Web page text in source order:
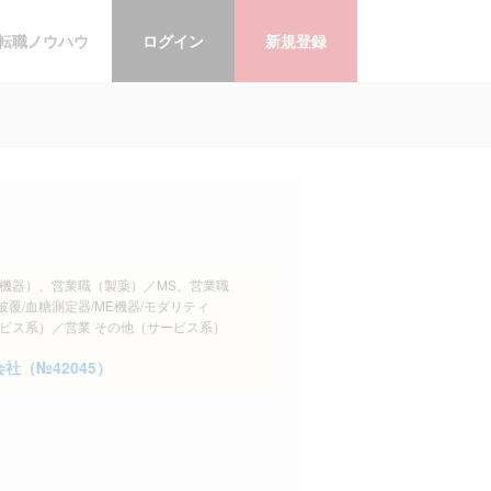
職ノウハウ ログイン 新規登録
器）、営業職（製薬）／MS、営業職
/血糖測定器/ME機器/モダリティ
系）／営業 その他（サービス系）
社（№42045）